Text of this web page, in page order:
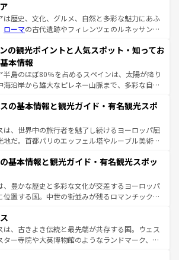
は歴史、文化、グルメ、自然と多彩な魅力にあふ
ローマの古代遺跡やフィレンツェのルネッサンス
スカーナの美しい田園風景やアマルフィ海岸の絶
自然景観も見逃せない。観光の合間には、本場の
スタなど、絶品のイタリア料理を堪能することも
朝目覚めてから夜眠るまで、すべての瞬間を楽し
着のイタリア情報はコンテンツ一覧を参照してほ
の観光ポイントと人気スポット・知ってお
本情報
半島のほぼ80％を占めるスペインは、太陽が降り
海沿岸から雄大なピレネー山脈まで、多彩な自然
付くこの国では、情熱的なフラメンコ、熱気あふ
、そして美味しいタパスが生活の一部となってい
マドリードの洗練された雰囲気や、バルセロナの
溢れた街角から、地方では古代ローマ遺跡や中世
方によって風土や気候が異なるスペインはその個
一覧 を参照してほしい。
の基本情報と観光ガイド・有名観光スポ
は、世界中の旅行者を魅了し続けるヨーロッパ屈
地だ。首都パリのエッフェル塔やルーブル美術館
い魅力が詰まっている。華麗な宮殿、歴史的な大
しいビーチ、そして豊かな自然が、訪れる者を心
する。また、フランスは美食の国としても知ら
ンス料理はユネスコ無形文化遺産にも登録されて
ラベンダー畑など、多彩な楽しみ方が可能だ。さ
リ以外の地域にも魅力が溢れており、どの街角に
歴史と文化が息づいている。パリ以外の個性あふ
基本情報と観光ガイド・有名観光スポッ
、豊かな歴史と多彩な文化が交差するヨーロッパ
位置する国。中世の街並みが残るロマンチック街
この国は、どこを歩いても飽きることがない。ベ
文化的活気、バイエルン州のアルプスの絶景、そ
ン川沿いのワイン畑といった風景は必見。ビール
は、古きよき伝統と最先端が共存する国。ウェス
ター寺院や大英博物館のようなランドマーク、歴